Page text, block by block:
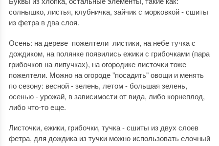
солнышко, листья, клубничка, зайчик с морковкой - сшиты
из фетра в два слоя.
Осень: на дереве пожелтели листики, на небе тучка с
дождиком, на полянке появились ежики с грибочками (пара
грибочков на липучках), на огородике листочки тоже
пожелтели. Можно на огороде "посадить" овощи и менять
по сезону: весной - зелень, летом - большая зелень,
осенью - урожай, в зависимости от вида, либо корнеплод,
либо что-то еще.
Листочки, ежики, грибочки, тучка - сшиты из двух слоев
фетра, для дождика из тучки можно использовать елочный